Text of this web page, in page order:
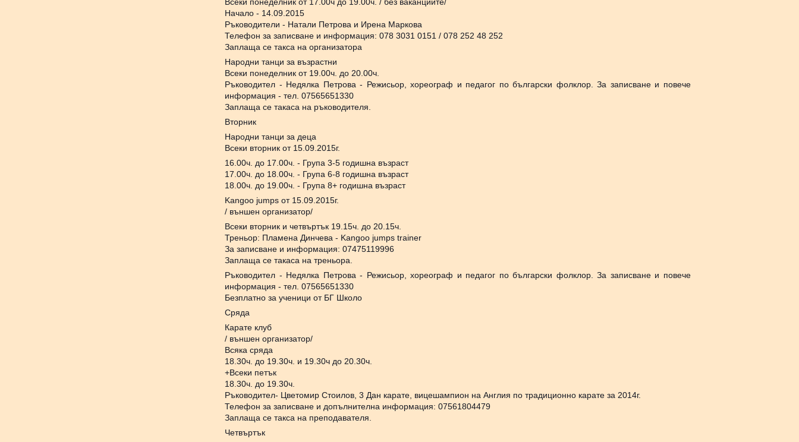
Начало - 14.09.2015
Ръководители - Натали Петрова и Ирена Маркова
Телефон за записване и информация: 078 3031 0151 / 078 252 48 252
Заплаща се такса на организатора
Народни танци за възрастни
Всеки понеделник от 19.00ч. до 20.00ч.
Ръководител - Недялка Петрова - Режисьор, хореограф и педагог по български фолклор. За записване и повече
информация - тел. 07565651330
Заплаща се такаса на ръководителя.
Вторник
Народни танци за деца
Всеки вторник от 15.09.2015г.
16.00ч. до 17.00ч. - Група 3-5 годишна възраст
17.00ч. до 18.00ч. - Група 6-8 годишна възраст
18.00ч. до 19.00ч. - Група 8+ годишна възраст
Kangoo jumps от 15.09.2015г.
/ външен организатор/
Всеки вторник и четвъртък 19.15ч. до 20.15ч.
Треньор: Пламена Динчева - Kangoo jumps trainer
За записване и информация: 07475119996
Заплаща се такаса на треньора.
Ръководител - Недялка Петрова - Режисьор, хореограф и педагог по български фолклор. За записване и повече
информация - тел. 07565651330
Безплатно за ученици от БГ Школо
Сряда
Карате клуб
/ външен организатор/
Всяка сряда
18.30ч. до 19.30ч. и 19.30ч до 20.30ч.
+Всеки петък
18.30ч. до 19.30ч.
Ръководител- Цветомир Стоилов, 3 Дан карате, вицешампион на Англия по традиционно карате за 2014г.
Телефон за записване и допълнителна информация: 07561804479
Заплаща се такса на преподавателя.
Четвъртък